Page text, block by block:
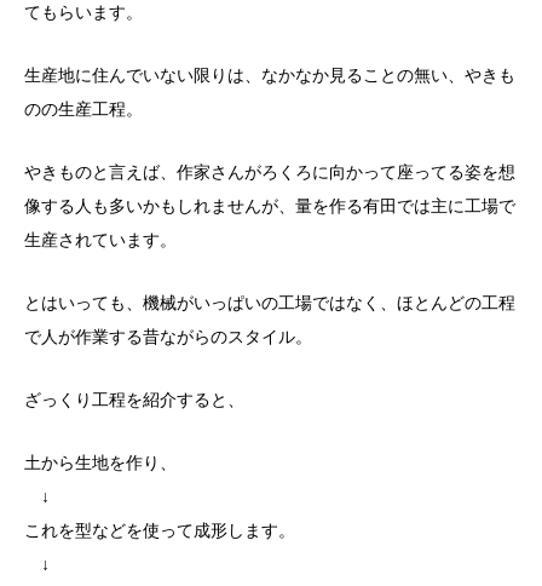
てもらいます。
生産地に住んでいない限りは、なかなか見ることの無い、やきも
のの生産工程。
やきものと言えば、作家さんがろくろに向かって座ってる姿を想
像する人も多いかもしれませんが、量を作る有田では主に工場で
生産されています。
とはいっても、機械がいっぱいの工場ではなく、ほとんどの工程
で人が作業する昔ながらのスタイル。
ざっくり工程を紹介すると、
土から生地を作り、
↓
これを型などを使って成形します。
↓